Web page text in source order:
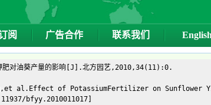
阅 广告合作 联系我们 English
葵产量的影响[J].北方园艺,2010,34(11):0.
al.Effect of PotassiumFertilizer on Sunflower
bfyy.2010011017]